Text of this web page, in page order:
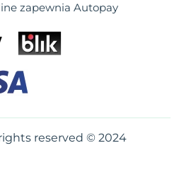
zapewnia Autopay
reserved © 2024